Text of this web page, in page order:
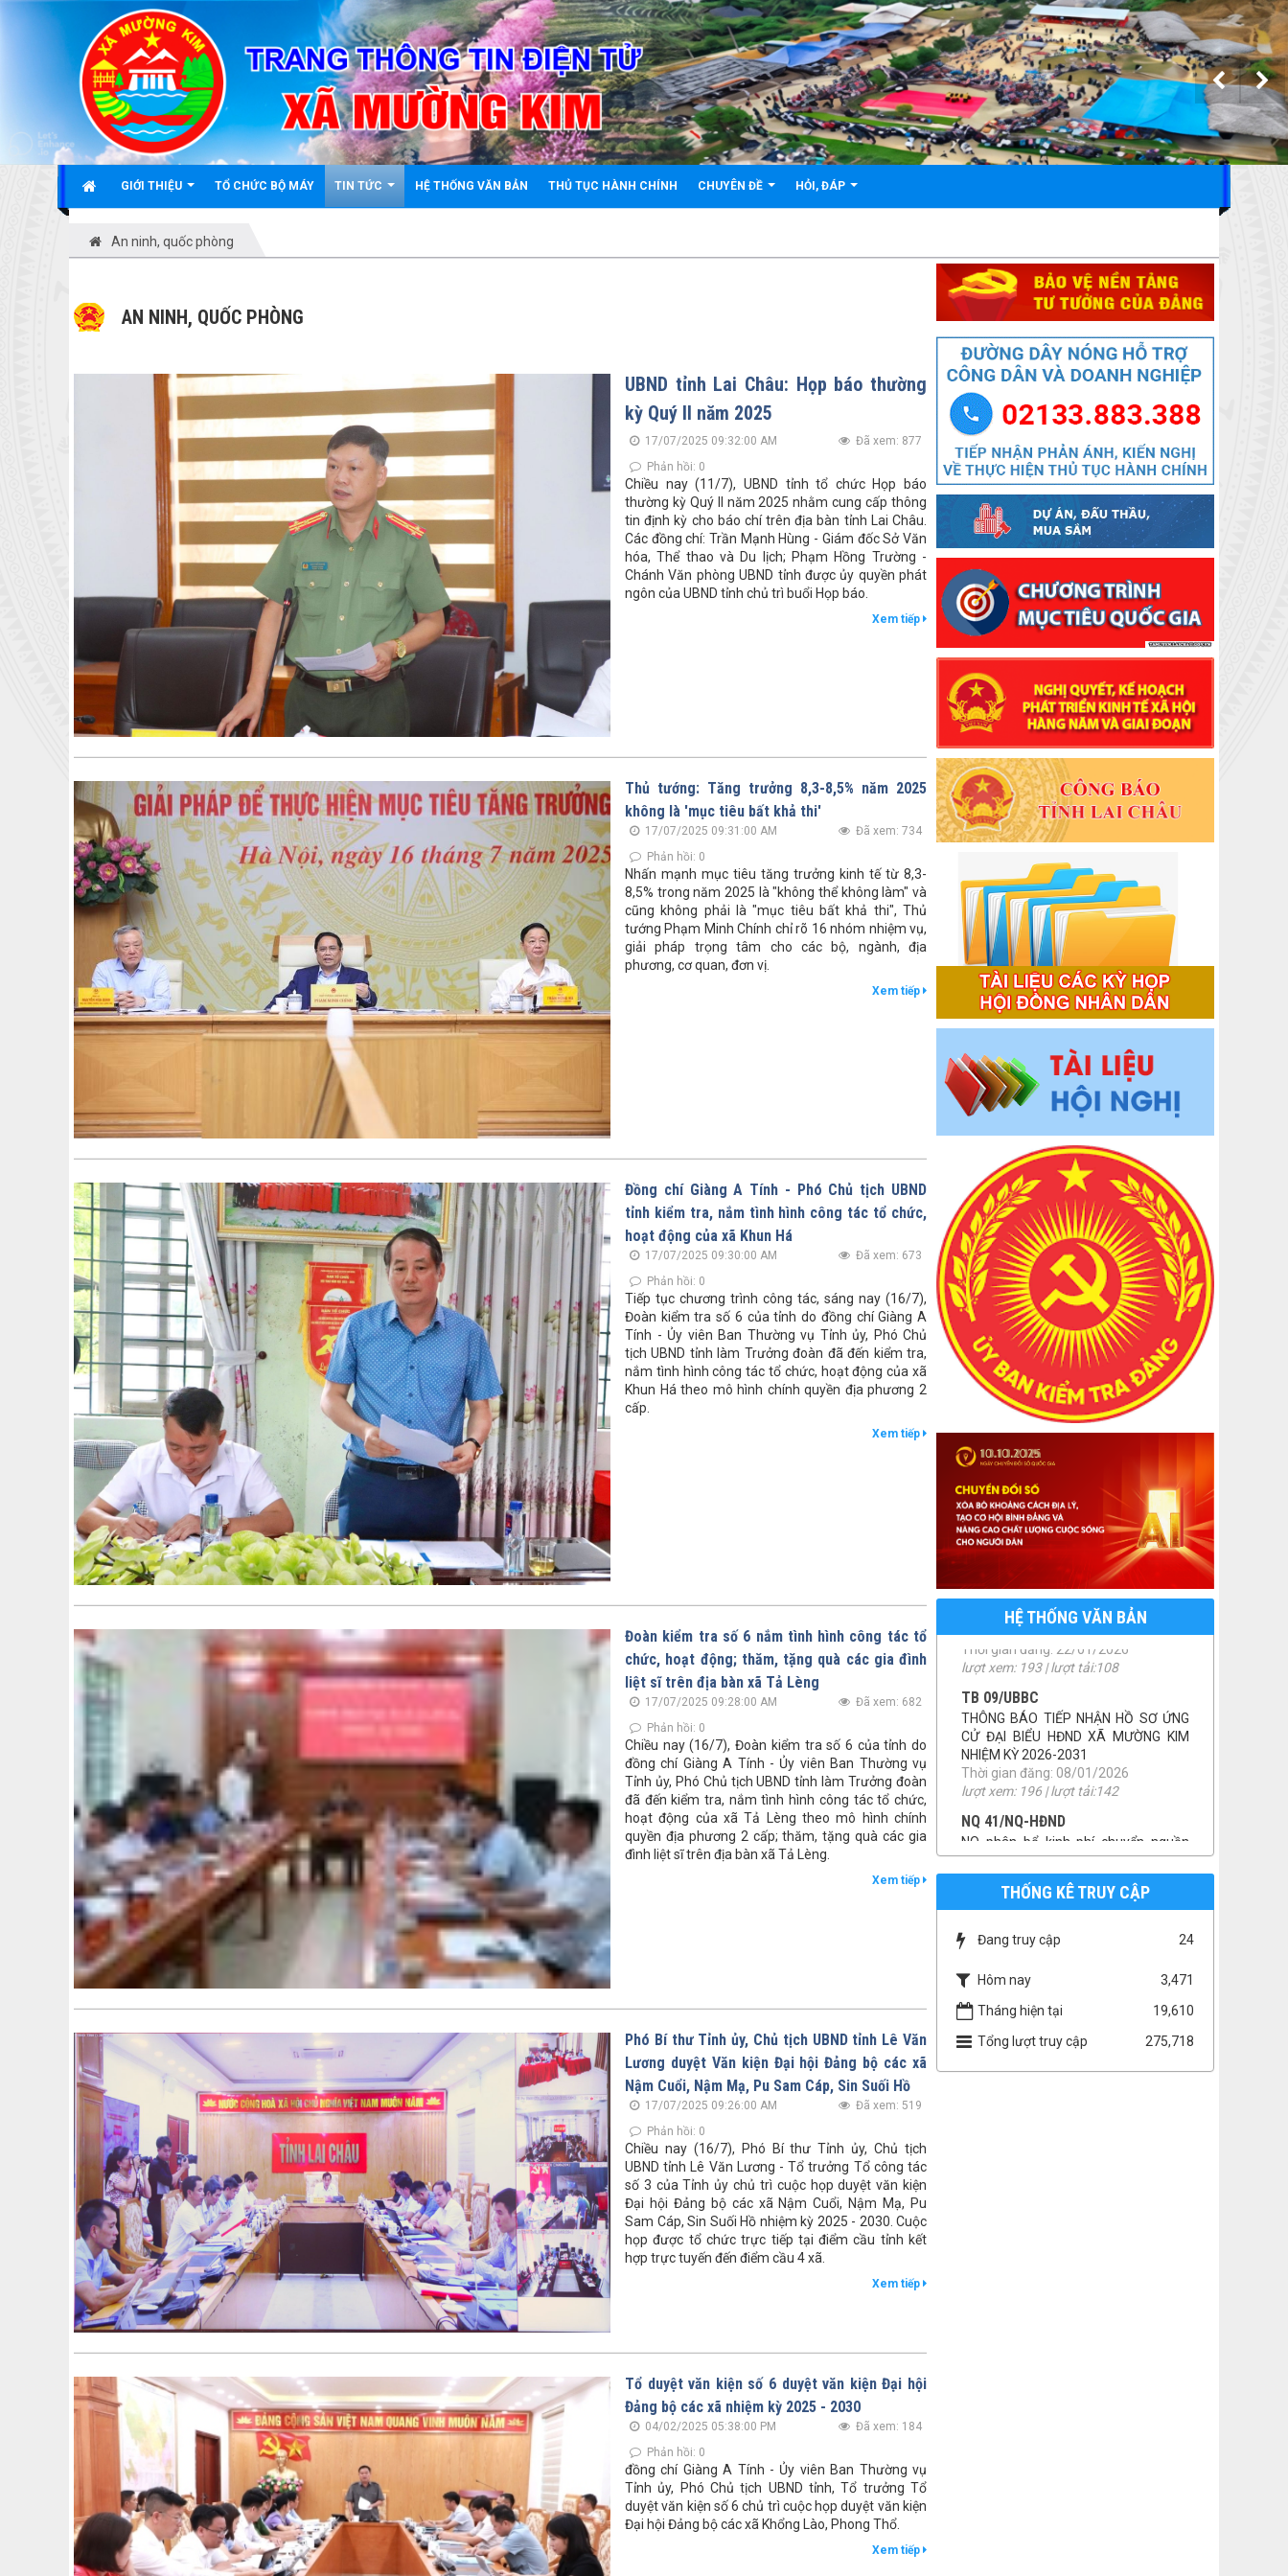
GIỚI THIỆU TỔ CHỨC BỘ MÁY TIN TỨC HỆ THỐNG VĂN BẢN THỦ TỤC HÀNH CHÍNH CHUYÊN ĐỀ HỎI, ĐÁP
An ninh, quốc phòng
AN NINH, QUỐC PHÒNG
UBND tỉnh Lai Châu: Họp báo thường
kỳ Quý II năm 2025
17/07/2025 09:32:00 AM
Đã xem: 877
Phản hồi: 0
Chiều nay (11/7), UBND tỉnh tổ chức Họp báo
thường kỳ Quý II năm 2025 nhằm cung cấp thông
tin định kỳ cho báo chí trên địa bàn tỉnh Lai Châu.
Các đồng chí: Trần Mạnh Hùng - Giám đốc Sở Văn
hóa, Thể thao và Du lịch; Phạm Hồng Trường -
Chánh Văn phòng UBND tỉnh được ủy quyền phát
ngôn của UBND tỉnh chủ trì buổi Họp báo.
Xem tiếp
Thủ tướng: Tăng trưởng 8,3-8,5% năm 2025
không là 'mục tiêu bất khả thi'
17/07/2025 09:31:00 AM
Đã xem: 734
Phản hồi: 0
Nhấn mạnh mục tiêu tăng trưởng kinh tế từ 8,3-
8,5% trong năm 2025 là "không thể không làm" và
cũng không phải là "mục tiêu bất khả thi", Thủ
tướng Phạm Minh Chính chỉ rõ 16 nhóm nhiệm vụ,
giải pháp trọng tâm cho các bộ, ngành, địa
phương, cơ quan, đơn vị.
Xem tiếp
Đồng chí Giàng A Tính - Phó Chủ tịch UBND
tỉnh kiểm tra, nắm tình hình công tác tổ chức,
hoạt động của xã Khun Há
17/07/2025 09:30:00 AM
Đã xem: 673
Phản hồi: 0
Tiếp tục chương trình công tác, sáng nay (16/7),
Đoàn kiểm tra số 6 của tỉnh do đồng chí Giàng A
Tính - Ủy viên Ban Thường vụ Tỉnh ủy, Phó Chủ
tịch UBND tỉnh làm Trưởng đoàn đã đến kiểm tra,
nắm tình hình công tác tổ chức, hoạt động của xã
Khun Há theo mô hình chính quyền địa phương 2
cấp.
Xem tiếp
Đoàn kiểm tra số 6 nắm tình hình công tác tổ
chức, hoạt động; thăm, tặng quà các gia đình
liệt sĩ trên địa bàn xã Tả Lèng
17/07/2025 09:28:00 AM
Đã xem: 682
Phản hồi: 0
Chiều nay (16/7), Đoàn kiểm tra số 6 của tỉnh do
đồng chí Giàng A Tính - Ủy viên Ban Thường vụ
Tỉnh ủy, Phó Chủ tịch UBND tỉnh làm Trưởng đoàn
đã đến kiểm tra, nắm tình hình công tác tổ chức,
hoạt động của xã Tả Lèng theo mô hình chính
quyền địa phương 2 cấp; thăm, tặng quà các gia
đình liệt sĩ trên địa bàn xã Tả Lèng.
Xem tiếp
Phó Bí thư Tỉnh ủy, Chủ tịch UBND tỉnh Lê Văn
Lương duyệt Văn kiện Đại hội Đảng bộ các xã
Nậm Cuổi, Nậm Mạ, Pu Sam Cáp, Sin Suối Hồ
17/07/2025 09:26:00 AM
Đã xem: 519
Phản hồi: 0
Chiều nay (16/7), Phó Bí thư Tỉnh ủy, Chủ tịch
UBND tỉnh Lê Văn Lương - Tổ trưởng Tổ công tác
số 3 của Tỉnh ủy chủ trì cuộc họp duyệt văn kiện
Đại hội Đảng bộ các xã Nậm Cuổi, Nậm Mạ, Pu
Sam Cáp, Sin Suối Hồ nhiệm kỳ 2025 - 2030. Cuộc
họp được tổ chức trực tiếp tại điểm cầu tỉnh kết
hợp trực tuyến đến điểm cầu 4 xã.
Xem tiếp
Tổ duyệt văn kiện số 6 duyệt văn kiện Đại hội
Đảng bộ các xã nhiệm kỳ 2025 - 2030
04/02/2025 05:38:00 PM
Đã xem: 184
Phản hồi: 0
đồng chí Giàng A Tính - Ủy viên Ban Thường vụ
Tỉnh ủy, Phó Chủ tịch UBND tỉnh, Tổ trưởng Tổ
duyệt văn kiện số 6 chủ trì cuộc họp duyệt văn kiện
Đại hội Đảng bộ các xã Khổng Lào, Phong Thổ.
Xem tiếp
HỆ THỐNG VĂN BẢN
1958/UBND-KT
Niêm yết công khai báo cáo đánh giá
tác động môi trường
Thời gian đăng: 07/04/2026
lượt xem: 154 | lượt tải:147
số 46/QĐ-UBND
QUYẾT ĐỊNH THU HỒI ĐẤT
Thời gian đăng: 22/01/2026
lượt xem: 193 | lượt tải:108
TB 09/UBBC
THÔNG BÁO TIẾP NHẬN HỒ SƠ ỨNG
CỬ ĐẠI BIỂU HĐND XÃ MƯỜNG KIM
NHIỆM KỲ 2026-2031
Thời gian đăng: 08/01/2026
lượt xem: 196 | lượt tải:142
NQ 41/NQ-HĐND
NQ phân bổ kinh phí chuyển nguồn
ngân sách
Thời gian đăng: 01/12/2025
lượt xem: 210 | lượt tải:75
NQ 46/NQ-HĐND
NQ 46 điều chỉnh dự toán kinh phí
thực hiện CTMTQG năm 2025
Thời gian đăng: 01/12/2025
lượt xem: 214 | lượt tải:82
1958/UBND-KT
Niêm yết công khai báo cáo đánh giá
tác động môi trường
Thời gian đăng: 07/04/2026
số 46/QĐ-UBND
QUYẾT ĐỊNH THU HỒI ĐẤT
lượt xem: 193 | lượt tải:108
THÔNG BÁO TIẾP NHẬN HỒ SƠ ỨNG
CỬ ĐẠI BIỂU HĐND XÃ MƯỜNG KIM
NHIỆM KỲ 2026-2031
Thời gian đăng: 08/01/2026
THỐNG KÊ TRUY CẬP
Đang truy cập 24
Hôm nay
3,471
Tháng hiện tại
19,610
Tổng lượt truy cập
275,718
Đã kết nối EMC